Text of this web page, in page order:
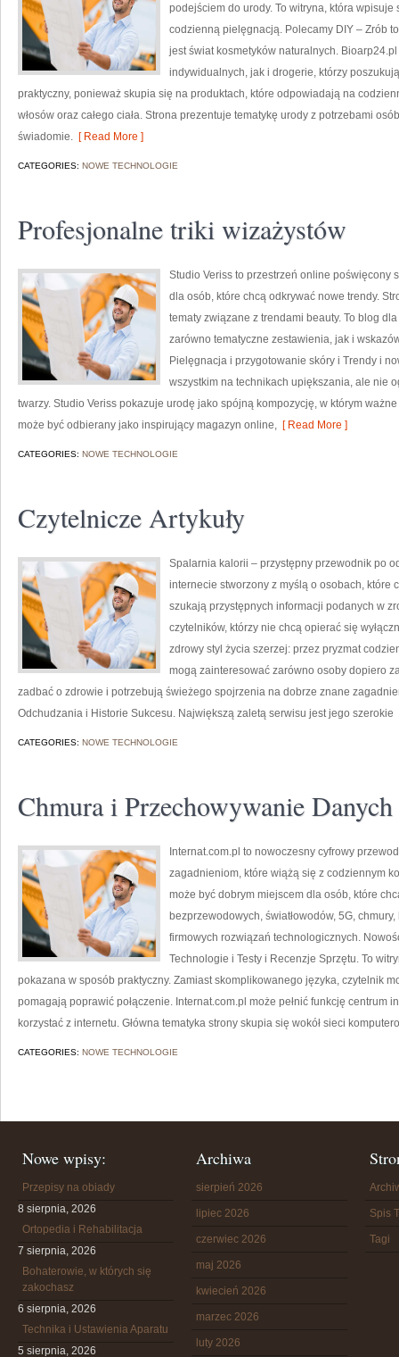
podejściem do urody. To witryna, która
codzienną pielęgnacją. Polecamy DIY – Zrób
jest świat kosmetyków naturalnych.
indywidualnych, jak i drogerie, którzy
praktyczny, ponieważ skupia się na produktach, które odpowiadają na
włosów oraz całego ciała. Strona prezentuje tematykę urody z potrzebami
świadomie. [ Read More ]
CATEGORIES: NOWE TECHNOLOGIE
Profesjonalne triki wizażystów
Studio Veriss to przestrzeń online poświęcony
dla osób, które chcą odkrywać nowe trendy.
tematy związane z trendami beauty. To blog
zarówno tematyczne zestawienia, jak i
Pielęgnacja i przygotowanie skóry i Trendy i
wszystkim na technikach upiększania, ale nie
twarzy. Studio Veriss pokazuje urodę jako spójną kompozycję, w którym
może być odbierany jako inspirujący magazyn online, [ Read More ]
CATEGORIES: NOWE TECHNOLOGIE
Czytelnicze Artykuły
Spalarnia kalorii – przystępny przewodnik po
internecie stworzony z myślą o osobach, które
szukają przystępnych informacji podanych w
czytelników, którzy nie chcą opierać się
zdrowy styl życia szerzej: przez pryzmat
mogą zainteresować zarówno osoby dopiero
zadbać o zdrowie i potrzebują świeżego spojrzenia na dobrze znane
Odchudzania i Historie Sukcesu. Największą zaletą serwisu jest jego szerokie
CATEGORIES: NOWE TECHNOLOGIE
Chmura i Przechowywanie Danych
Internat.com.pl to nowoczesny cyfrowy
zagadnieniom, które wiążą się z codziennym
może być dobrym miejscem dla osób, które
bezprzewodowych, światłowodów, 5G,
firmowych rozwiązań technologicznych.
Technologie i Testy i Recenzje Sprzętu. To
pokazana w sposób praktyczny. Zamiast skomplikowanego języka, czytelnik
pomagają poprawić połączenie. Internat.com.pl może pełnić funkcję centrum
korzystać z internetu. Główna tematyka strony skupia się wokół sieci
CATEGORIES: NOWE TECHNOLOGIE
Nowe wpisy:
Przepisy na obiady
8 sierpnia, 2026
Ortopedia i Rehabilitacja
7 sierpnia, 2026
Bohaterowie, w których się
zakochasz
6 sierpnia, 2026
Technika i Ustawienia Aparatu
5 sierpnia, 2026
Archiwa
sierpień 2026
lipiec 2026
czerwiec 2026
maj 2026
kwiecień 2026
marzec 2026
luty 2026
Spis
Tagi